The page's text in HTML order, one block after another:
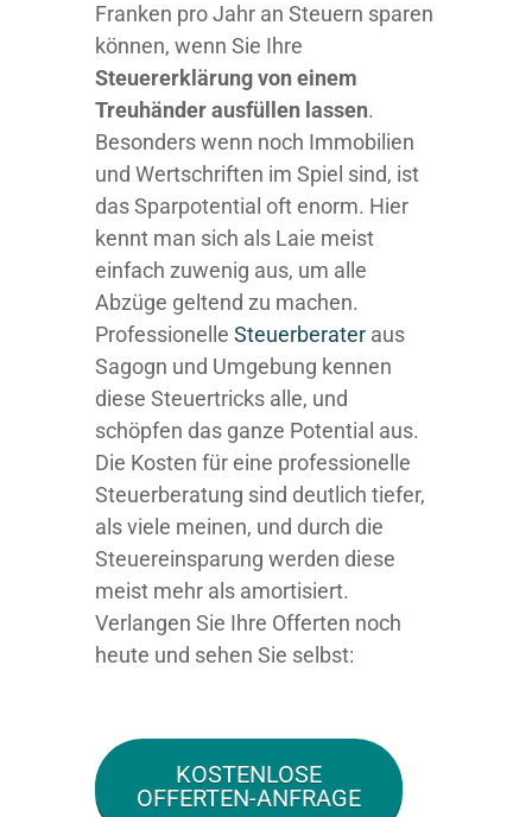
Franken pro Jahr an Steuern sparen
können, wenn Sie Ihre
Steuererklärung von einem
Treuhänder ausfüllen lassen.
Besonders wenn noch Immobilien
und Wertschriften im Spiel sind, ist
das Sparpotential oft enorm. Hier
kennt man sich als Laie meist
einfach zuwenig aus, um alle
Abzüge geltend zu machen.
Professionelle Steuerberater aus
Sagogn und Umgebung kennen
diese Steuertricks alle, und
schöpfen das ganze Potential aus.
Die Kosten für eine professionelle
Steuerberatung sind deutlich tiefer,
als viele meinen, und durch die
Steuereinsparung werden diese
meist mehr als amortisiert.
Verlangen Sie Ihre Offerten noch
heute und sehen Sie selbst:
KOSTENLOSE
OFFERTEN-ANFRAGE